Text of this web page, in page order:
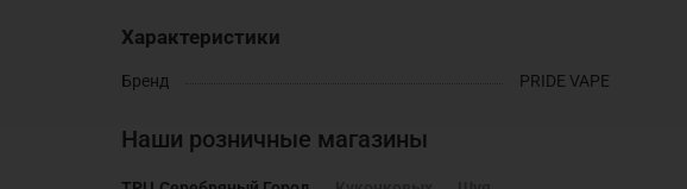
Характеристики
Бренд PRIDE VAPE
Наши розничные магазины